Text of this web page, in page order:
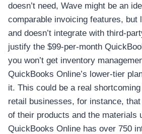
doesn’t need, Wave might be an
comparable invoicing features, but
and doesn’t integrate with third-
justify the $99-per-month
you won’t get inventory
QuickBooks Online’s lower-tier
it. This could be a real
retail businesses, for instance,
of their products and the materials
QuickBooks Online has over 750